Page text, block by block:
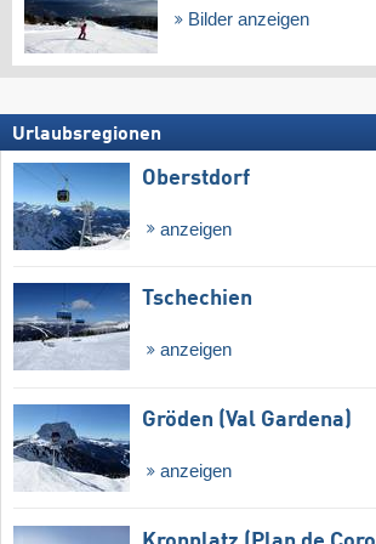
Bilder anzeigen
Urlaubsregionen
Oberstdorf
anzeigen
Tschechien
anzeigen
Gröden (Val Gardena)
anzeigen